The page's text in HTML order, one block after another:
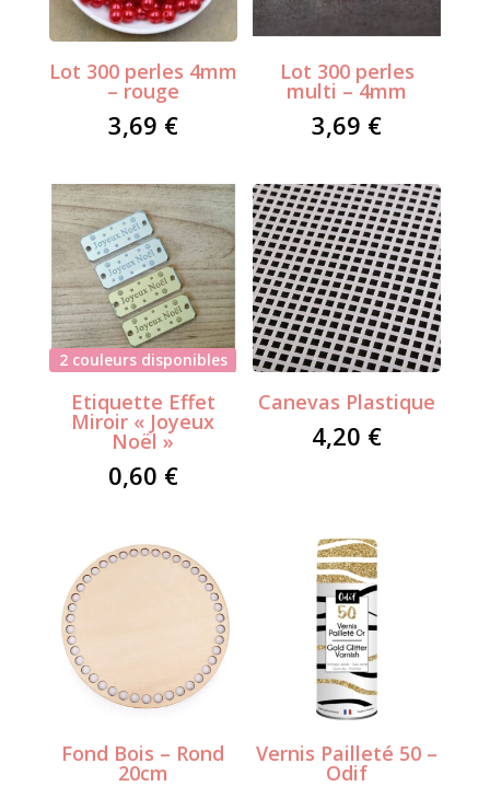
Lot 300 perles 4mm
– rouge
3,69 €
Lot 300 perles
multi – 4mm
3,69 €
2 couleurs disponibles
Etiquette Effet
Miroir « Joyeux
Noël »
0,60 €
Canevas Plastique
4,20 €
Fond Bois – Rond
20cm
Vernis Pailleté 50 –
Odif